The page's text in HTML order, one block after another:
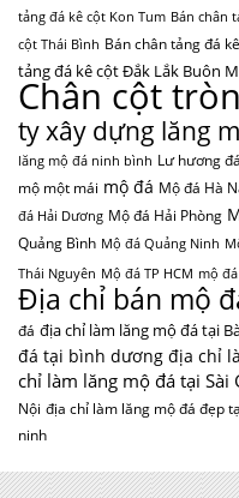
tảng đá kê cột Kon Tum Bán chân
cột Thái Bình Bán chân tảng đá
tảng đá kê cột Đắk Lắk Buôn
Chân cột tròn
ty xây dựng lăng
lăng mộ đá ninh bình Lư hương
mộ một mái mộ đá Mộ đá Hà
đá Hải Dương Mộ đá Hải Phòng
Quảng Bình Mộ đá Quảng Ninh
Thái Nguyên Mộ đá TP HCM mộ
Địa chỉ bán mộ
đá địa chỉ làm lăng mộ đá tại
đá tại bình dương địa chỉ
chỉ làm lăng mộ đá tại Sài
Nội địa chỉ làm lăng mộ đá đẹp
ninh